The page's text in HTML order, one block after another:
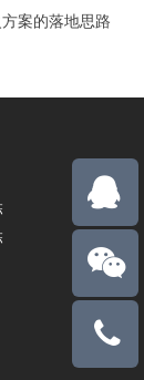
案的落地思路